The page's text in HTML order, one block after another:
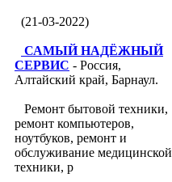
(21-03-2022)
САМЫЙ НАДЁЖНЫЙ
СЕРВИС - Россия,
Алтайский край, Барнаул.
Ремонт бытовой техники,
ремонт компьютеров,
ноутбуков, ремонт и
обслуживание медицинской
техники, р